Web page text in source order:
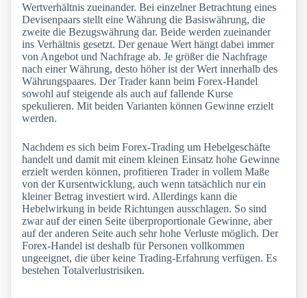
Wertverhältnis zueinander. Bei einzelner Betrachtung eines
Devisenpaars stellt eine Währung die Basiswährung, die
zweite die Bezugswährung dar. Beide werden zueinander
ins Verhältnis gesetzt. Der genaue Wert hängt dabei immer
von Angebot und Nachfrage ab. Je größer die Nachfrage
nach einer Währung, desto höher ist der Wert innerhalb des
Währungspaares. Der Trader kann beim Forex-Handel
sowohl auf steigende als auch auf fallende Kurse
spekulieren. Mit beiden Varianten können Gewinne erzielt
werden.
Nachdem es sich beim Forex-Trading um Hebelgeschäfte
handelt und damit mit einem kleinen Einsatz hohe Gewinne
erzielt werden können, profitieren Trader in vollem Maße
von der Kursentwicklung, auch wenn tatsächlich nur ein
kleiner Betrag investiert wird. Allerdings kann die
Hebelwirkung in beide Richtungen ausschlagen. So sind
zwar auf der einen Seite überproportionale Gewinne, aber
auf der anderen Seite auch sehr hohe Verluste möglich. Der
Forex-Handel ist deshalb für Personen vollkommen
ungeeignet, die über keine Trading-Erfahrung verfügen. Es
bestehen Totalverlustrisiken.